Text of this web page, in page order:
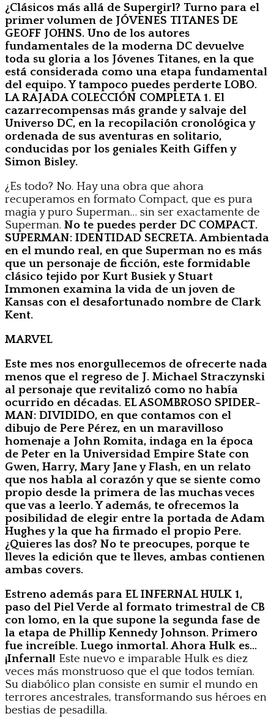
¿Clásicos más allá de Supergirl? Turno para el
primer volumen de JÓVENES TITANES DE
GEOFF JOHNS. Uno de los autores
fundamentales de la moderna DC devuelve
toda su gloria a los Jóvenes Titanes, en la que
está considerada como una etapa fundamental
del equipo. Y tampoco puedes perderte LOBO.
LA RAJADA COLECCIÓN COMPLETA 1. El
cazarrecompensas más grande y salvaje del
Universo DC, en la recopilación cronológica y
ordenada de sus aventuras en solitario,
conducidas por los geniales Keith Giffen y
Simon Bisley.
¿Es todo? No. Hay una obra que ahora
recuperamos en formato Compact, que es pura
magia y puro Superman… sin ser exactamente de
Superman. No te puedes perder DC COMPACT.
SUPERMAN: IDENTIDAD SECRETA. Ambientada
en el mundo real, en que Superman no es más
que un personaje de ficción, este formidable
clásico tejido por Kurt Busiek y Stuart
Immonen examina la vida de un joven de
Kansas con el desafortunado nombre de Clark
Kent.
MARVEL
Este mes nos enorgullecemos de ofrecerte nada
menos que el regreso de J. Michael Straczynski
al personaje que revitalizó como no había
ocurrido en décadas. EL ASOMBROSO SPIDER-
MAN: DIVIDIDO, en que contamos con el
dibujo de Pere Pérez, en un maravilloso
homenaje a John Romita, indaga en la época
de Peter en la Universidad Empire State con
Gwen, Harry, Mary Jane y Flash, en un relato
que nos habla al corazón y que se siente como
propio desde la primera de las muchas veces
que vas a leerlo. Y además, te ofrecemos la
posibilidad de elegir entre la portada de Adam
Hughes y la que ha firmado el propio Pere.
¿Quieres las dos? No te preocupes, porque te
lleves la edición que te lleves, ambas contienen
ambas covers.
Estreno además para EL INFERNAL HULK 1,
paso del Piel Verde al formato trimestral de CB
con lomo, en la que supone la segunda fase de
la etapa de Phillip Kennedy Johnson. Primero
fue increíble. Luego inmortal. Ahora Hulk es…
¡Infernal! Este nuevo e imparable Hulk es diez
veces más monstruoso que el que todos temían.
Su diabólico plan consiste en sumir el mundo en
terrores ancestrales, transformando sus héroes en
bestias de pesadilla.